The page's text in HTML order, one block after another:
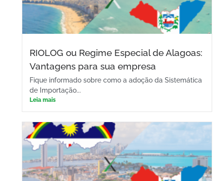
RIOLOG ou Regime Especial de Alagoas:
Vantagens para sua empresa
Fique informado sobre como a adoção da Sistemática
de Importação...
Leia mais